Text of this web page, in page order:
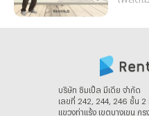
บริษัท ซิมเปิ้ล มีเดีย จํากัด
เลขที่ 242, 244, 246 ชั้น
แขวงท่าแร้ง เขตบางเขน ก